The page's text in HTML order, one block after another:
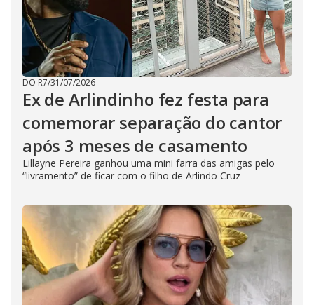
DO R7/31/07/2026
Ex de Arlindinho fez festa para
comemorar separação do cantor
após 3 meses de casamento
Lillayne Pereira ganhou uma mini farra das amigas pelo
“livramento” de ficar com o filho de Arlindo Cruz